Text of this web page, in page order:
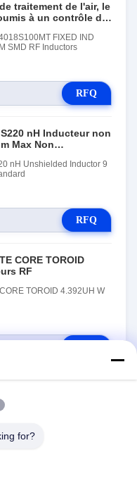
traitement de l'air, le
à un contrôle de
SMD RF Inductors
RFQ
S220 nH Inducteur non
Max Non
nH Unshielded Inductor 9
RFQ
CORE TOROID
RF
TOROID 4.392UH W
for?